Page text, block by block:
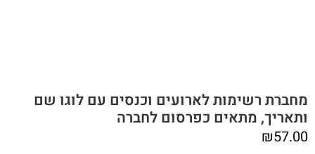
מחברת רשימות לארועים וכנסים עם לוגו שם
ותאריך, מתאים כפרסום לחברה
₪57.00